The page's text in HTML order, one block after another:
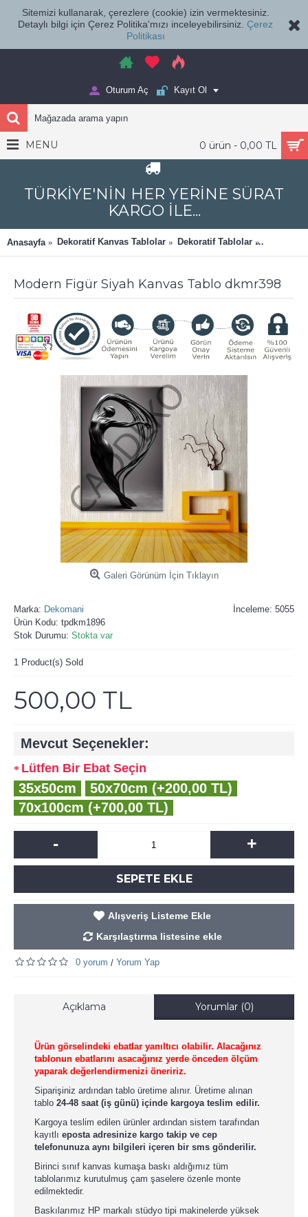
Sitemizi kullanarak, çerezlere (cookie) izin vermektesiniz.
Detaylı bilgi için Çerez Politika'mızı inceleyebilirsiniz. Çerez
Politikası
Oturum Aç Kayıt Ol
0 ürün - 0,00 TL
MENU
TÜRKİYE'NİN HER YERİNE SÜRAT
KARGO İLE...
Anasayfa Dekoratif Kanvas Tablolar Dekoratif Tablolar
Modern Figür Siyah Kanvas Tablo dkmr398
Galeri Görünüm İçin Tıklayın
İnceleme: 5055
Marka: Dekomani
Ürün Kodu: tpdkm1896
Stok Durumu: Stokta var
1 Product(s) Sold
500,00 TL
Mevcut Seçenekler:
Lütfen Bir Ebat Seçin
35x50cm
50x70cm (+200,00 TL)
70x100cm (+700,00 TL)
- +
SEPETE EKLE
Alışveriş Listeme Ekle
Karşılaştırma listesine ekle
0 yorum / Yorum Yap
Açıklama Yorumlar (0)
Ürün görselindeki ebatlar yanıltıcı olabilir. Alacağınız
tablonun ebatlarını asacağınız yerde önceden ölçüm
yaparak değerlendirmenizi öneririz.
Siparişiniz ardından tablo üretime alınır. Üretime alınan
tablo 24-48 saat (iş günü) içinde kargoya teslim edilir.
Kargoya teslim edilen ürünler ardından sistem tarafından
kayıtlı eposta adresinize kargo takip ve cep
telefonunuza aynı bilgileri içeren bir sms gönderilir.
Birinci sınıf kanvas kumaşa baskı aldığımız tüm
tablolarımız kurutulmuş çam şaselere özenle monte
edilmektedir.
Baskılarımız HP markalı stüdyo tipi makinelerde yüksek